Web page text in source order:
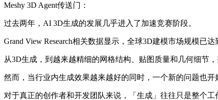
Meshy 3D Agent传送门：
过去两年，AI 3D生成的发展几乎进入了加速竞赛阶段。
Grand View Research相关数据显示，全球3D建模市场规模已
从3D生成，到越来越精细的网格结构、贴图质量和几何细节
然而，当行业内生成效果越来越好的同时，一个新的问题也开
对于真正的创作者和开发团队来说，「生成」往往只是整个工